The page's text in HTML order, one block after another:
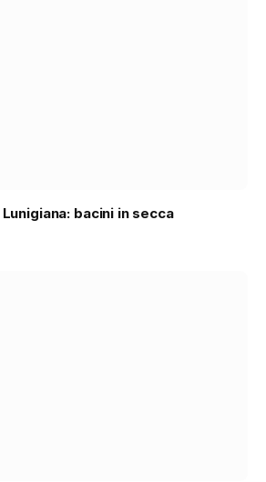
bacini in secca